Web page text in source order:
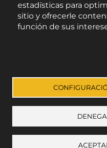
Aviso legal-
Accesibilidad
estadísticas para
sitio y ofrecerle
función de sus